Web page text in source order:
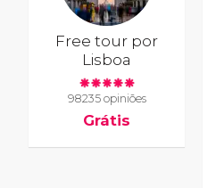
Free tour por
Lisboa
98235 opiniões
Grátis